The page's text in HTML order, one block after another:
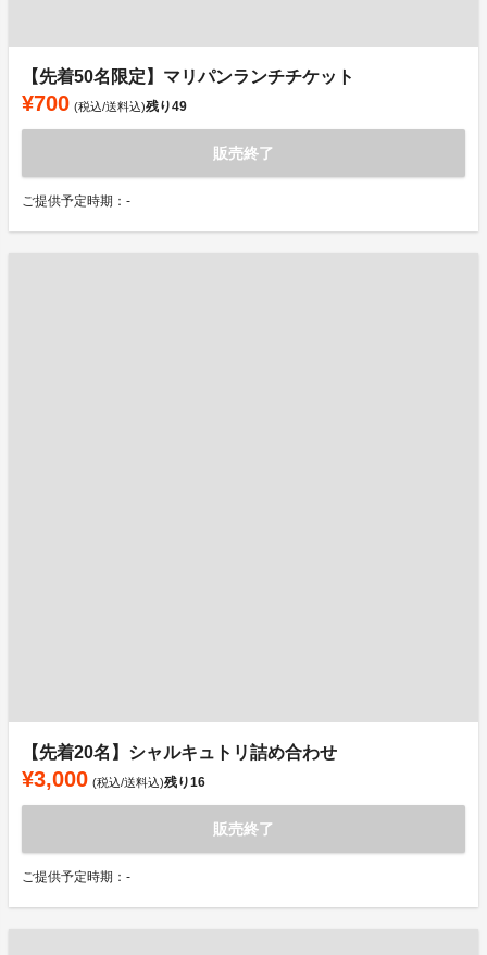
【先着50名限定】マリパンランチチケット
¥700 (税込/送料込)残り49
販売終了
ご提供予定時期：-
【先着20名】シャルキュトリ詰め合わせ
¥3,000 (税込/送料込)残り16
販売終了
ご提供予定時期：-